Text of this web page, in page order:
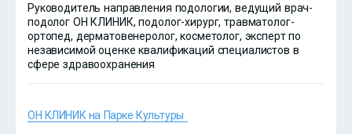
Руководитель направления подологии, ведущий врач-
подолог ОН КЛИНИК, подолог-хирург, травматолог-
ортопед, дерматовенеролог, косметолог, эксперт по
независимой оценке квалификаций специалистов в
сфере здравоохранения
ОН КЛИНИК на Парке Культуры